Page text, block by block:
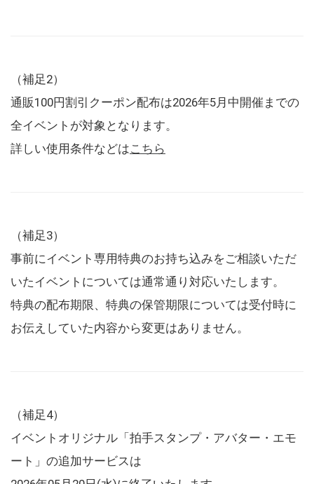
（補足2）
通販100円割引クーポン配布は2026年5月中開催までの
全イベントが対象となります。
詳しい使用条件などはこちら
（補足3）
事前にイベント専用特典のお持ち込みをご相談いただ
いたイベントについては通常通り対応いたします。
特典の配布期限、特典の保管期限については受付時に
お伝えしていた内容から変更はありません。
（補足4）
イベントオリジナル「拍手スタンプ・アバター・エモ
ート」の追加サービスは